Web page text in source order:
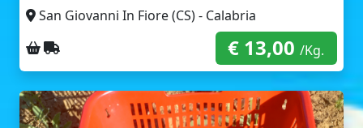
San Giovanni In Fiore (CS) - Calabria
Ritiro sul posto
Spedizione con corriere € 13,00/Kg.